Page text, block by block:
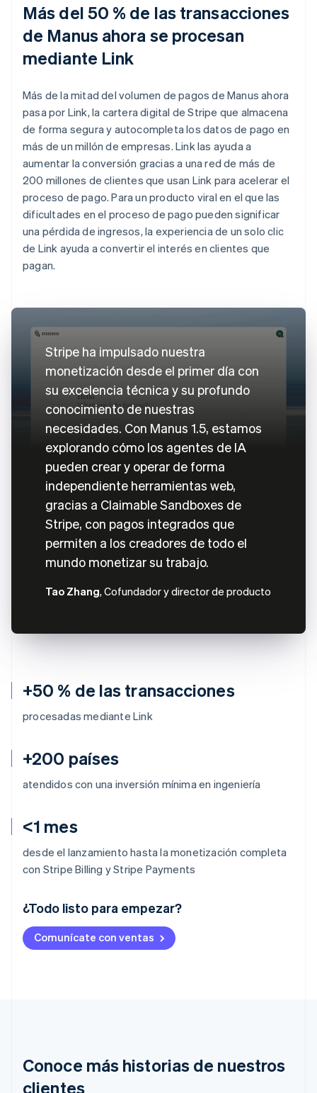
+50 % de las transacciones
procesadas mediante Link
+200 países
atendidos con una inversión mínima en ingeniería
<1 mes
desde el lanzamiento hasta la monetización completa
con Stripe Billing y Stripe Payments
¿Todo listo para empezar?
Comunícate con ventas
Más del 50 % de las transacciones
de Manus ahora se procesan
mediante Link
Más de la mitad del volumen de pagos de Manus ahora
pasa por Link, la cartera digital de Stripe que almacena
de forma segura y autocompleta los datos de pago en
más de un millón de empresas. Link las ayuda a
aumentar la conversión gracias a una red de más de
200 millones de clientes que usan Link para acelerar el
proceso de pago. Para un producto viral en el que las
dificultades en el proceso de pago pueden significar
una pérdida de ingresos, la experiencia de un solo clic
de Link ayuda a convertir el interés en clientes que
pagan.
Stripe ha impulsado nuestra
monetización desde el primer día con
su excelencia técnica y su profundo
conocimiento de nuestras
necesidades. Con Manus 1.5, estamos
explorando cómo los agentes de IA
pueden crear y operar de forma
independiente herramientas web,
gracias a Claimable Sandboxes de
Stripe, con pagos integrados que
permiten a los creadores de todo el
mundo monetizar su trabajo.
Tao Zhang, Cofundador y director de producto
Conoce más historias de nuestros
clientes
Alemania
DeutschEnglish
Australia
Bulgaria
English